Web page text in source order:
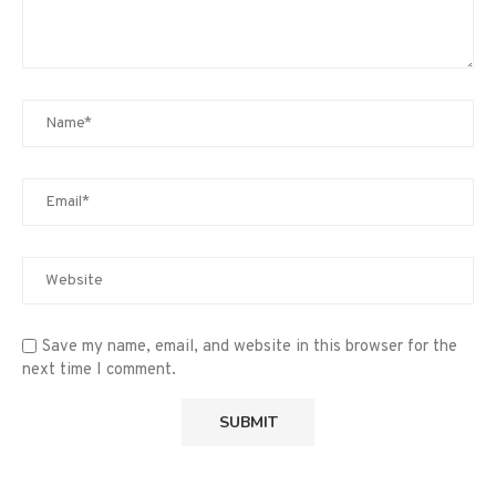
Save my name, email, and website in this browser for the
next time I comment.